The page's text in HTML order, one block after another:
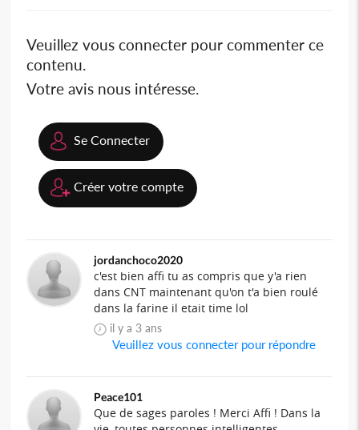
Veuillez vous connecter pour commenter ce
contenu.
Votre avis nous intéresse.
Se Connecter
Créer votre compte
jordanchoco2020
c'est bien affi tu as compris que y'a rien
dans CNT maintenant qu'on t'a bien roulé
dans la farine il etait time lol
il y a 3 ans
Veuillez vous connecter pour répondre
Peace101
Que de sages paroles ! Merci Affi ! Dans la